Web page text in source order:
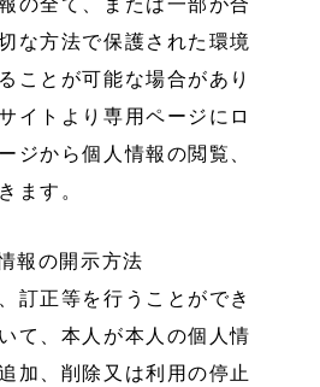
の全て、または一部が合
な方法で保護された環境
ことが可能な場合があり
イトより専用ページにロ
ジから個人情報の閲覧、
ます。
報の開示方法
訂正等を行うことができ
て、本人が本人の個人情
加、削除又は利用の停止